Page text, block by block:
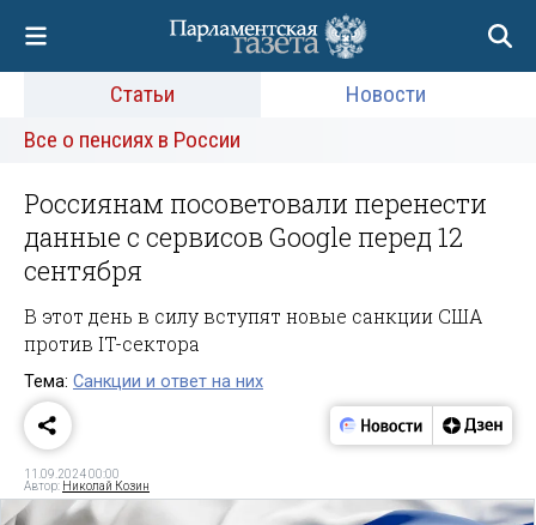
Статьи
Новости
Все о пенсиях в России
Россиянам посоветовали перенести
данные с сервисов Google перед 12
сентября
В этот день в силу вступят новые санкции США
против IT-сектора
Тема: Санкции и ответ на них
11.09.2024 00:00
Автор: Николай Козин